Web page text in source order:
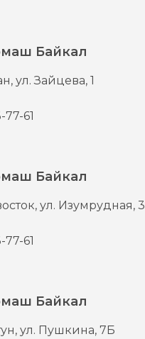
Байкал
ул. Зайцева, 1
61
Байкал
ул. Изумрудная, 3
61
Байкал
ул. Пушкина, 7Б